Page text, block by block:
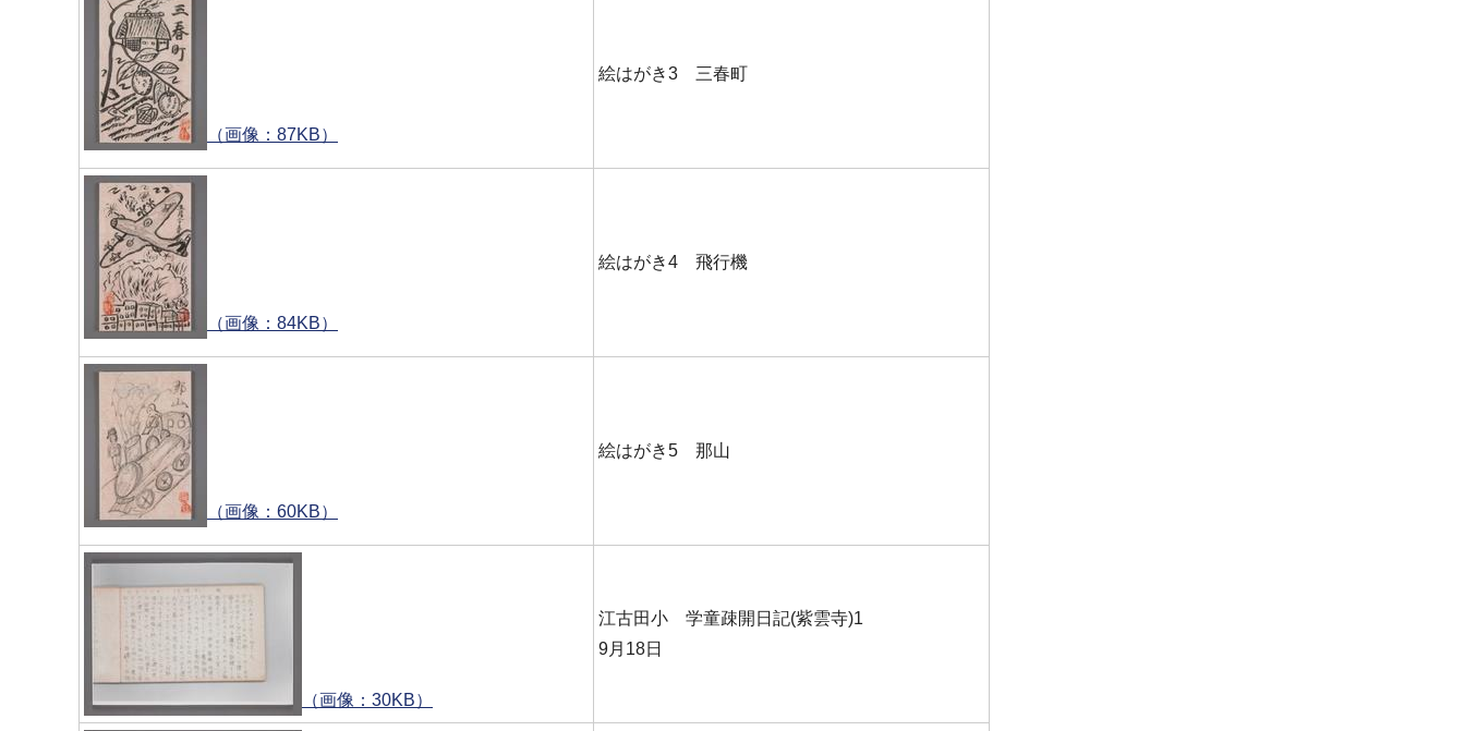
（画像：87KB）
絵はがき3 三春町
（画像：84KB）
絵はがき4 飛行機
（画像：60KB）
絵はがき5 那山
（画像：30KB）
江古田小 学童疎開日記(紫雲寺)1
9月18日